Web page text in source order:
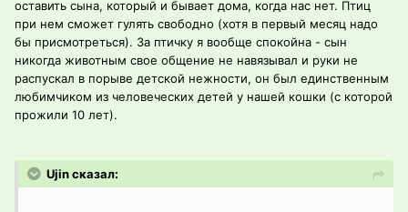
оставить сына, который и бывает дома, когда нас нет. Птиц
при нем сможет гулять свободно (хотя в первый месяц надо
бы присмотреться). За птичку я вообще спокойна - сын
никогда животным свое общение не навязывал и руки не
распускал в порыве детской нежности, он был единственным
любимчиком из человеческих детей у нашей кошки (с которой
прожили 10 лет).
Ujin сказал: